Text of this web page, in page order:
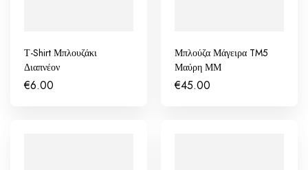
Τ-Shirt Μπλουζάκι
Διαπνέον
€6.00
Μπλούζα Μάγειρα TM5
Μαύρη ΜΜ
€45.00